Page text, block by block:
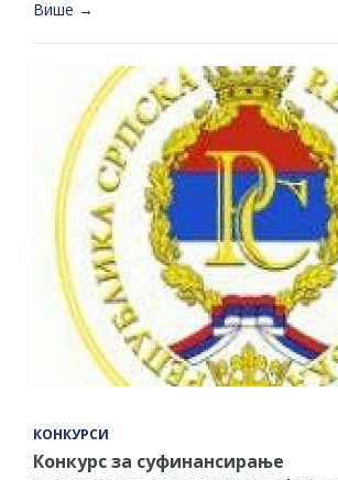
Више →
КОНКУРСИ
Конкурс за суфинансирање